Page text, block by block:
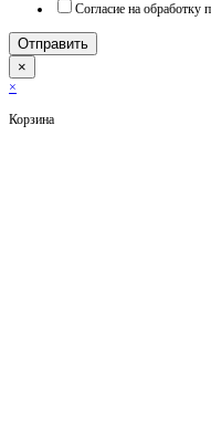
Согласие на обработку
Отправить
×
×
Корзина